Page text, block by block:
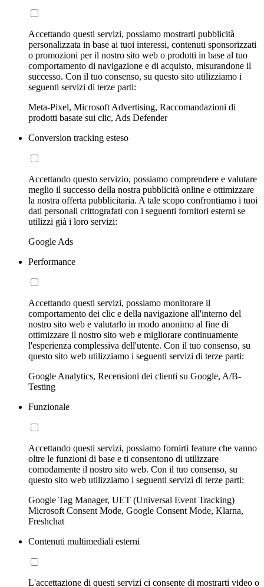
Accettando questi servizi, possiamo mostrarti pubblicità
personalizzata in base ai tuoi interessi, contenuti sponsorizzati
o promozioni per il nostro sito web o prodotti in base al tuo
comportamento di navigazione e di acquisto, misurandone il
successo. Con il tuo consenso, su questo sito utilizziamo i
seguenti servizi di terze parti:
Meta-Pixel, Microsoft Advertising, Raccomandazioni di
prodotti basate sui clic, Ads Defender
Conversion tracking esteso
Accettando questo servizio, possiamo comprendere e valutare
meglio il successo della nostra pubblicità online e ottimizzare
la nostra offerta pubblicitaria. A tale scopo confrontiamo i tuoi
dati personali crittografati con i seguenti fornitori esterni se
utilizzi già i loro servizi:
Google Ads
Performance
Accettando questi servizi, possiamo monitorare il
comportamento dei clic e della navigazione all'interno del
nostro sito web e valutarlo in modo anonimo al fine di
ottimizzare il nostro sito web e migliorare continuamente
l'esperienza complessiva dell'utente. Con il tuo consenso, su
questo sito web utilizziamo i seguenti servizi di terze parti:
Google Analytics, Recensioni dei clienti su Google, A/B-
Testing
Funzionale
Accettando questi servizi, possiamo fornirti feature che vanno
oltre le funzioni di base e ti consentono di utilizzare
comodamente il nostro sito web. Con il tuo consenso, su
questo sito web utilizziamo i seguenti servizi di terze parti:
Google Tag Manager, UET (Universal Event Tracking)
Microsoft Consent Mode, Google Consent Mode, Klarna,
Freshchat
Contenuti multimediali esterni
L'accettazione di questi servizi ci consente di mostrarti video o